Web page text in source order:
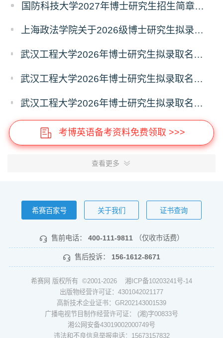
国防科技大学2027年博士研究生招生简章（预发版）
上海政法学院关于2026级博士研究生拟录取后续相关事宜的通知
武汉工程大学2026年博士研究生拟录取名单公示（普通招考）（第四批）
武汉工程大学2026年博士研究生拟录取名单公示（普通招考）（第五批）
武汉工程大学2026年博士研究生拟录取名单公示（普通招考）（第六批）
考博英语备考资料免费领取 >>>
查看更多
希赛百家号 关于我们 证书查询
售前电话： 400-111-9811 （仅收市话费）
售后投诉： 156-1612-8671
希赛网 版权所有 ©2001-2026 湘ICP备10203241号-14
出版物经营许可证：4301042021177
高新技术企业证书：GR202143001539
广播电视节目制作经营许可证： (湘)字00833号
湘公网安备43019002000749号
违法和不良信息举报电话：15673157832